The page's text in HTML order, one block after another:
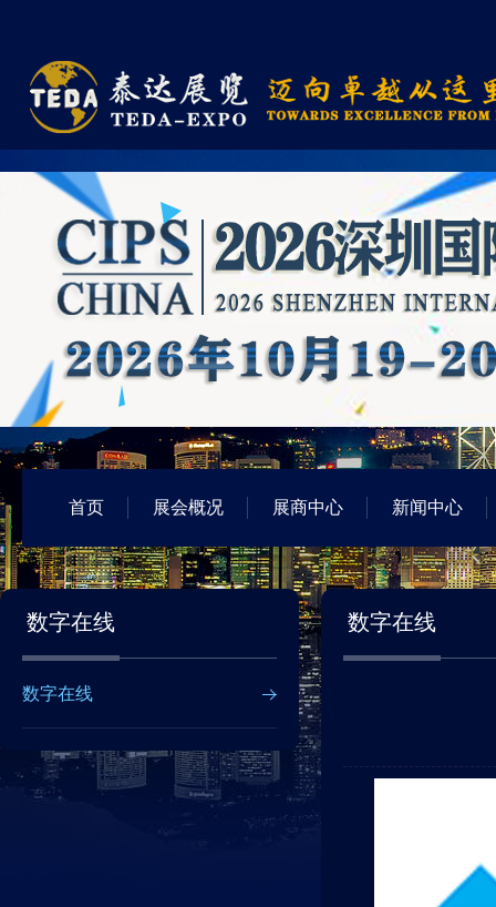
首页 展会概况 展商中心 新闻中心
数字在线
数字在线
数字在线